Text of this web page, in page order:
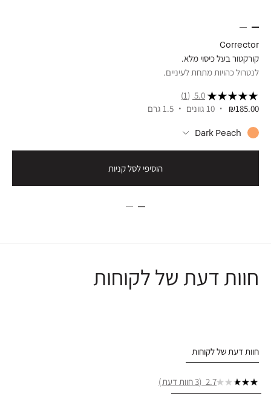
Corrector
קורקטור בעל כיסוי מלא.
לנטרול כהויות מתחת לעיניים.
5.0
(1)
₪185.00
10 גוונים 1.5 גרם
Dark Peach
הוסיפי לסל קניות
חוות דעת של לקוחות
חוות דעת של לקוחות
2.7 3 חוות דעת